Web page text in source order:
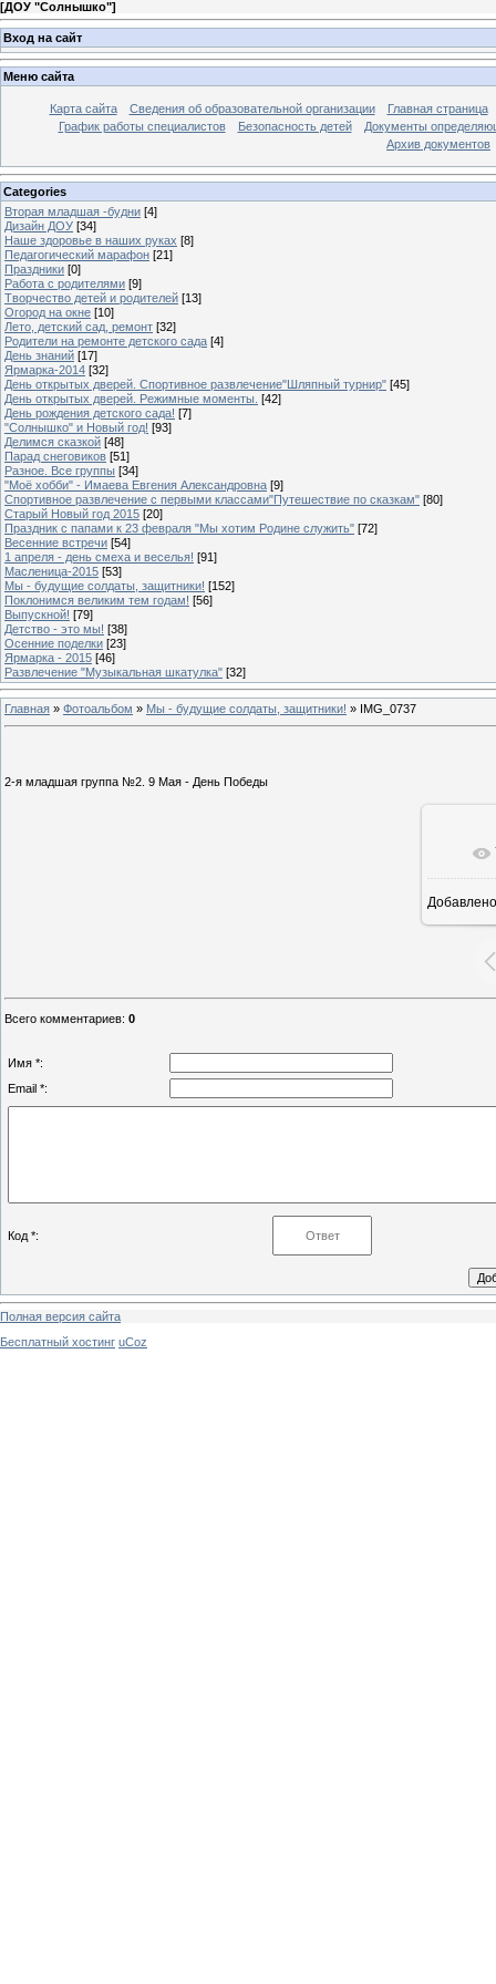
[ДОУ "Солнышко"]
Вход на сайт
Меню сайта
Карта сайта Сведения об образовательной организации
Главная страница
График работы специалистов
Безопасность детей
Документы
Архив документов
Categories
Вторая младшая -будни [4]
Дизайн ДОУ [34]
Наше здоровье в наших руках [8]
Педагогический марафон [21]
Праздники [0]
Работа с родителями [9]
Творчество детей и родителей [13]
Огород на окне [10]
Лето, детский сад, ремонт [32]
Родители на ремонте детского сада [4]
День знаний [17]
Ярмарка-2014 [32]
День открытых дверей. Спортивное развлечение"Шляпный турнир" [45]
День открытых дверей. Режимные моменты. [42]
День рождения детского сада! [7]
"Солнышко" и Новый год! [93]
Делимся сказкой [48]
Парад снеговиков [51]
Разное. Все группы [34]
"Моё хобби" - Имаева Евгения Александровна [9]
Спортивное развлечение с первыми классами"Путешествие по сказкам" [80]
Старый Новый год 2015 [20]
Праздник с папами к 23 февраля "Мы хотим Родине служить" [72]
Весенние встречи [54]
1 апреля - день смеха и веселья! [91]
Масленица-2015 [53]
Мы - будущие солдаты, защитники! [152]
Поклонимся великим тем годам! [56]
Выпускной! [79]
Детство - это мы! [38]
Осенние поделки [23]
Ярмарка - 2015 [46]
Развлечение "Музыкальная шкатулка" [32]
Главная » Фотоальбом » Мы - будущие солдаты, защитники! » IMG_0737
2-я младшая группа №2. 9 Мая - День Победы
Добавлено
Всего комментариев: 0
Имя *:
Email *:
Код *:
Полная версия сайта
Бесплатный хостинг uCoz